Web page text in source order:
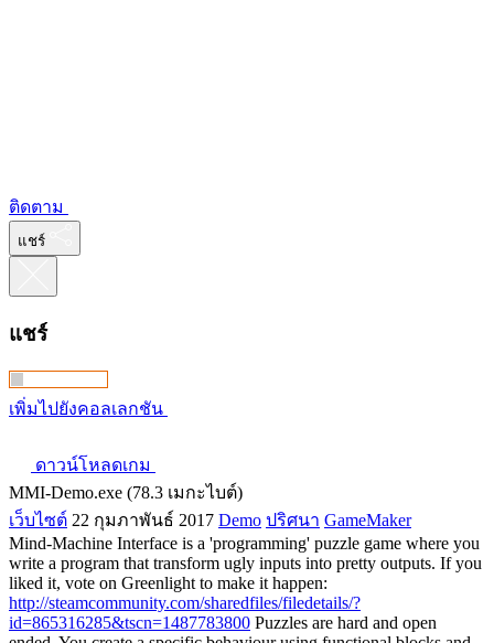
ติดตาม
แชร์
แชร์
เพิ่มไปยังคอลเลกชัน
ดาวน์โหลดเกม
MMI-Demo.exe (78.3 เมกะไบต์)
เว็บไซต์ 22 กุมภาพันธ์ 2017 Demo ปริศนา GameMaker
Mind-Machine Interface is a 'programming' puzzle game where you
write a program that transform ugly inputs into pretty outputs. If you
liked it, vote on Greenlight to make it happen:
http://steamcommunity.com/sharedfiles/filedetails/?
id=865316285&tscn=1487783800 Puzzles are hard and open